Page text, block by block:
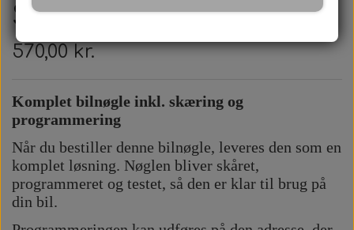
Suzuki - Alm. Bilnøgle
570,00 kr.
Komplet bilnøgle inkl. skæring og
programmering
Når du bestiller denne bilnøgle, leveres den som en
komplet løsning. Nøglen bliver skåret,
programmeret og testet, så den er klar til brug på
din bil.